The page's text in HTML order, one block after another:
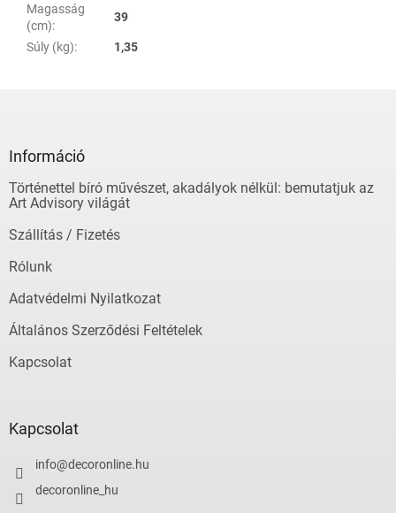
Magasság
(cm):
39
Súly (kg): 1,35
Információ
Történettel bíró művészet, akadályok nélkül: bemutatjuk az
Art Advisory világát
Szállítás / Fizetés
Rólunk
Adatvédelmi Nyilatkozat
Általános Szerződési Feltételek
Kapcsolat
Kapcsolat
info@decoronline.hu
decoronline_hu